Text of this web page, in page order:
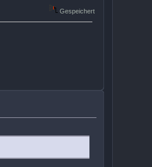
Gespeichert